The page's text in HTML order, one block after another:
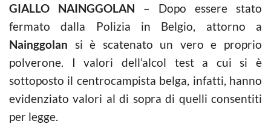
GIALLO NAINGGOLAN – Dopo essere stato
fermato dalla Polizia in Belgio, attorno a
Nainggolan si è scatenato un vero e proprio
polverone. I valori dell’alcol test a cui si è
sottoposto il centrocampista belga, infatti, hanno
evidenziato valori al di sopra di quelli consentiti
per legge.